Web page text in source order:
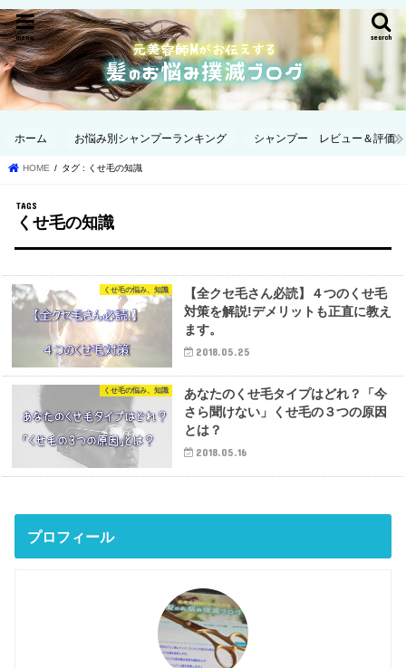
search
menu
ホーム お悩み別シャンプーランキング シャンプー レビュー＆評価
HOME タグ : くせ毛の知識
くせ毛の知識
くせ毛の悩み、知識
【全クセ毛さん必読】４つのくせ毛
対策を解説!デメリットも正直に教え
ます。
2018.05.25
くせ毛の悩み、知識
あなたのくせ毛タイプはどれ？「今
さら聞けない」くせ毛の３つの原因
とは？
2018.05.16
プロフィール